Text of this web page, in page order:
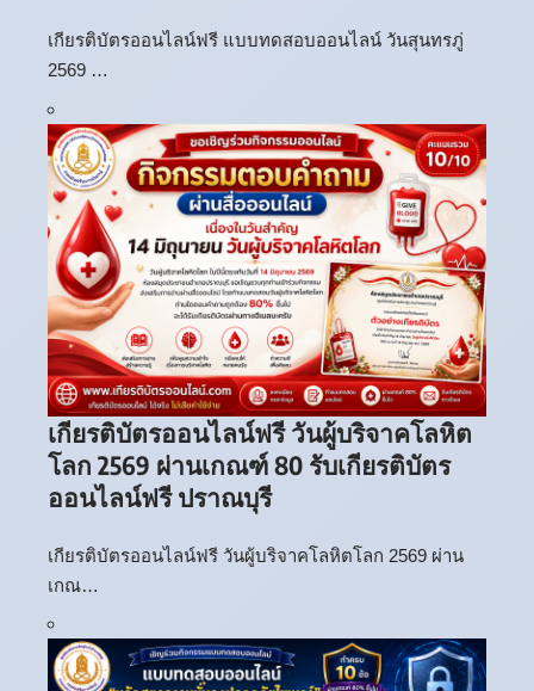
เกียรติบัตรออนไลน์ฟรี แบบทดสอบออนไลน์ วันสุนทรภู่
2569 …
เกียรติบัตรออนไลน์ฟรี วันผู้บริจาคโลหิต
โลก 2569 ผ่านเกณฑ์ 80 รับเกียรติบัตร
ออนไลน์ฟรี ปราณบุรี
เกียรติบัตรออนไลน์ฟรี วันผู้บริจาคโลหิตโลก 2569 ผ่าน
เกณ…